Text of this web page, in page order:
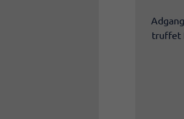
truffet